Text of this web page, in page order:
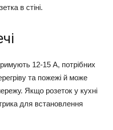
в стіні.
12-15 А, потрібних
та пожежі й може
Якщо розеток у кухні
для встановлення